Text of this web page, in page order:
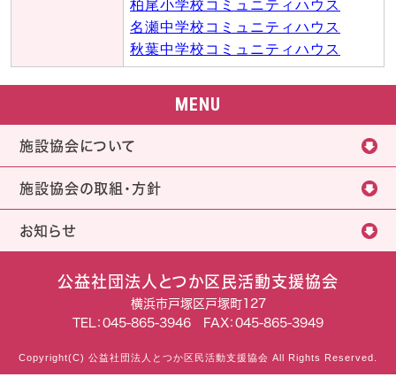
柏尾小学校コミュニティハウス
名瀬中学校コミュニティハウス
秋葉中学校コミュニティハウス
MENU
施設協会について
施設協会の取組・方針
お知らせ
公益社団法人とつか区民活動支援協会
横浜市戸塚区戸塚町127
TEL： 045-865-3946 FAX：045-865-3949
Copyright(C) 公益社団法人とつか区民活動支援協会 All Rights Reserved.